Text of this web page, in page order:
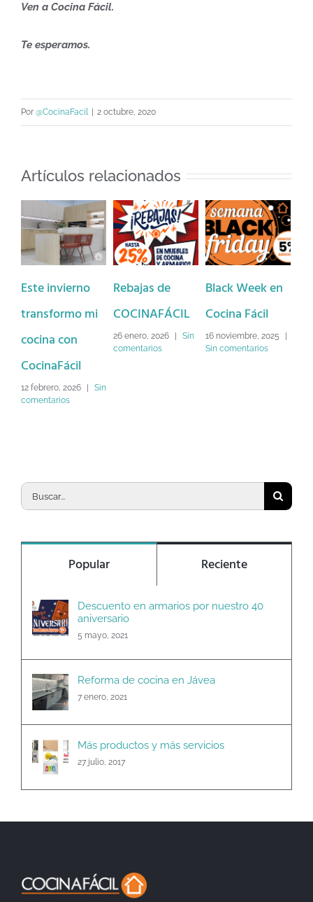
Ven a Cocina Fácil.
Te esperamos.
Por @CocinaFacil | 2 octubre, 2020
Artículos relacionados
Este invierno
transformo mi
cocina con
CocinaFácil
12 febrero, 2026
Sin
comentarios
Rebajas de
COCINAFÁCIL
26 enero, 2026
Sin
comentarios
Black Week en
Cocina Fácil
16 noviembre, 2025
Sin comentarios
Buscar:
Popular Reciente
Descuento en armarios por nuestro 40
aniversario
5 mayo, 2021
Reforma de cocina en Jávea
7 enero, 2021
Más productos y más servicios
27 julio, 2017